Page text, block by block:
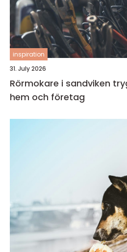
inspiration
31. July 2026
Rörmokare i sandviken trygg vvs-hjälp för
hem och företag